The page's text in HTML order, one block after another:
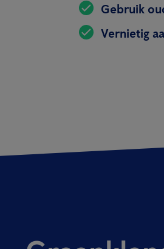
Gebruik
Vernietig